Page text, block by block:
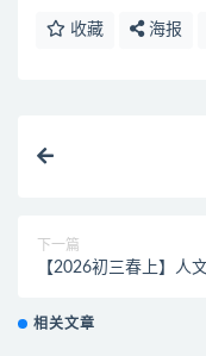
收藏 海报
下一篇
【2026初三春上】人
相关文章